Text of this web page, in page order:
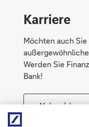
Karriere
Möchten auch
Werden Sie
Bank!
Mehr erfahren